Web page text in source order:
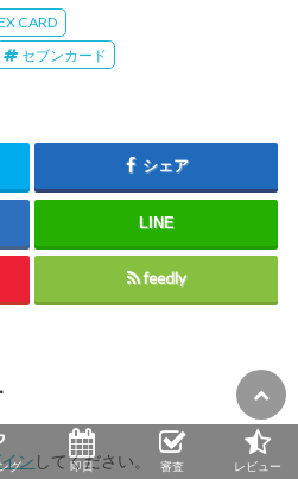
CARD
セブンカード
シェア
LINE
feedly
ン してください。
グ 即日 審査 レビュー